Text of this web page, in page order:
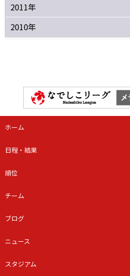
2011年
2010年
ホーム
日程・結果
順位
チーム
ブログ
ニュース
スタジアム